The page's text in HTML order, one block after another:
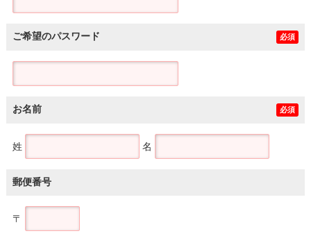
ご希望のパスワード 必須
お名前 必須
姓 名
郵便番号
〒